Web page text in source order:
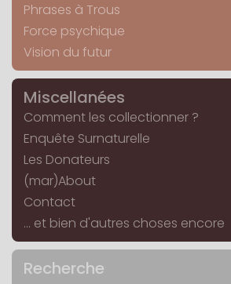
Phrases à Trous
Force psychique
Vision du futur
Miscellanées
Comment les collectionner ?
Enquête Surnaturelle
Les Donateurs
(mar)About
Contact
... et bien d'autres choses encore
Recherche